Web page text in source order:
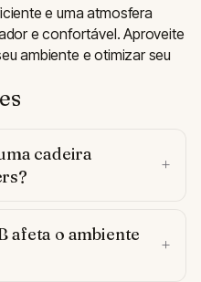
e uma atmosfera
e confortável. Aproveite
ambiente e otimizar seu
cadeira
afeta o ambiente